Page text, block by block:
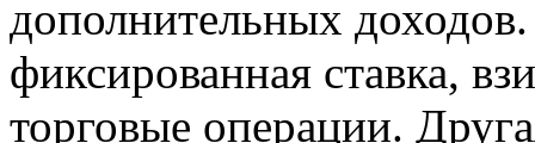
дополнительных
фиксированная ставка,
торговые операции.